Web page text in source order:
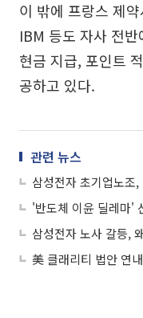
이 밖에 프랑스 제
IBM 등도 자사 전
현금 지급, 포인트
공하고 있다.
관련 뉴스
삼성전자 노사 갈등,